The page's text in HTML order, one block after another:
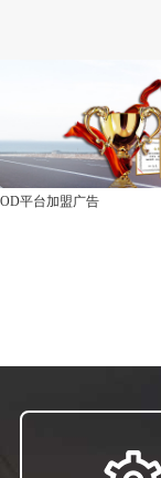
OD平台加盟广告